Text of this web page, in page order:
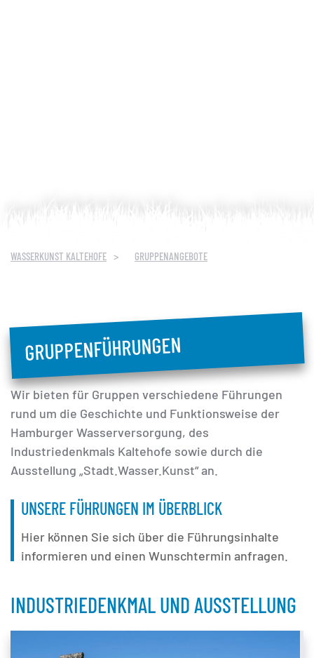
WASSERKUNST KALTEHOFE GRUPPENANGEBOTE
GRUPPENFÜHRUNGEN
Wir bieten für Gruppen verschiedene Führungen
rund um die Geschichte und Funktionsweise der
Hamburger Wasserversorgung, des
Industriedenkmals Kaltehofe sowie durch die
Ausstellung „Stadt.Wasser.Kunst“ an.
UNSERE FÜHRUNGEN IM ÜBERBLICK
Hier können Sie sich über die Führungsinhalte
informieren und einen Wunschtermin anfragen.
INDUSTRIEDENKMAL UND AUSSTELLUNG